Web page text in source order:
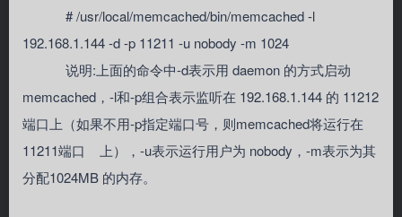
# /usr/local/memcached/bin/memcached -l
192.168.1.144 -d -p 11211 -u nobody -m 1024
说明:上面的命令中-d表示用 daemon 的方式启动
memcached，-l和-p组合表示监听在 192.168.1.144 的 11212
端口上（如果不用-p指定端口号，则memcached将运行在
11211端口 上），-u表示运行用户为 nobody，-m表示为其
分配1024MB 的内存。